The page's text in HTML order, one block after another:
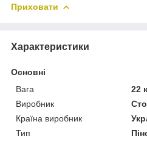
Приховати
Характеристики
Основні
Вага
22
Виробник
Країна виробник
Тип